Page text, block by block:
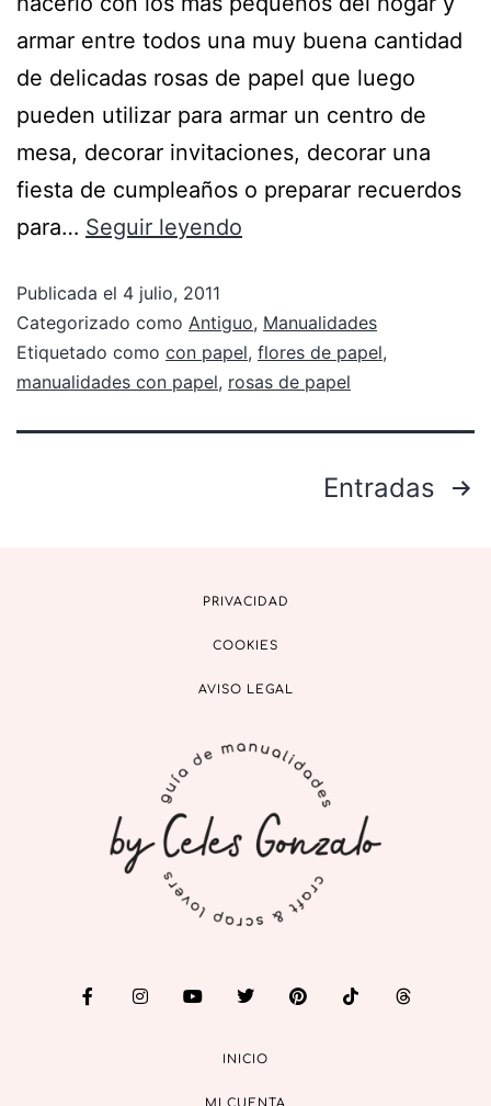
armar entre todos una muy buena cantidad
de delicadas rosas de papel que luego
pueden utilizar para armar un centro de
mesa, decorar invitaciones, decorar una
fiesta de cumpleaños o preparar recuerdos
para… Seguir leyendo
Publicada el 4 julio, 2011
Categorizado como Antiguo, Manualidades
Etiquetado como con papel, flores de papel,
manualidades con papel, rosas de papel
Entradas
PRIVACIDAD
COOKIES
AVISO LEGAL
INICIO
MI CUENTA